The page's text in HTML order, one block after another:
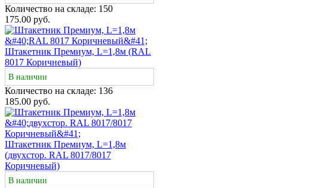
Количество на складе: 150
175.00 руб.
Штакетник Премиум, L=1,8м (RAL
8017 Коричневый)
В наличии
Количество на складе: 136
185.00 руб.
Штакетник Премиум, L=1,8м
(двухстор. RAL 8017/8017
Коричневый)
В наличии